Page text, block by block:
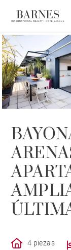
4 piezas